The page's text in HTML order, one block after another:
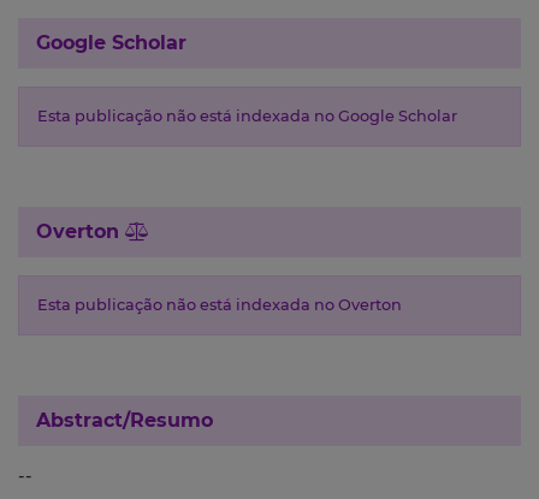
Google Scholar
Esta publicação não está indexada no Google Scholar
Overton
Esta publicação não está indexada no Overton
Abstract/Resumo
--